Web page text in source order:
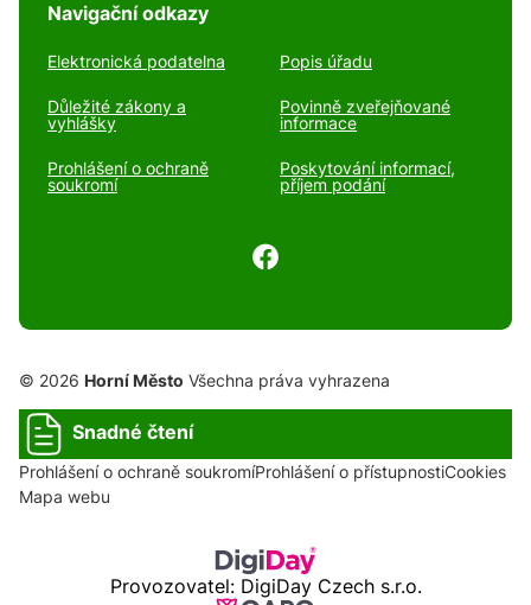
Navigační odkazy
Elektronická podatelna Popis úřadu
Důležité zákony a
vyhlášky
Povinně zveřejňované
informace
Prohlášení o ochraně
soukromí
Poskytování informací,
příjem podání
© 2026 Horní Město Všechna práva vyhrazena
Snadné čtení
Prohlášení o ochraně soukromíProhlášení o přístupnostiCookies
Mapa webu
Provozovatel: DigiDay Czech s.r.o.